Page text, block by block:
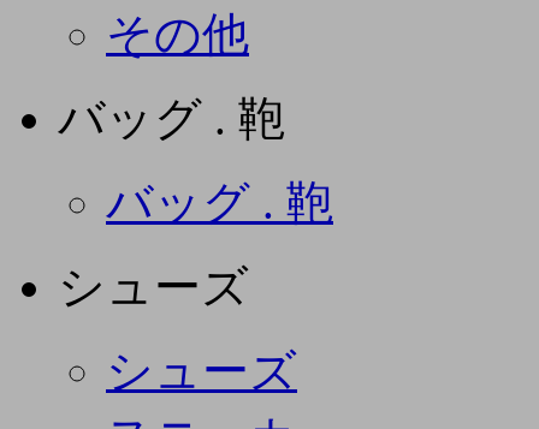
その他
バッグ . 鞄
バッグ . 鞄
シューズ
シューズ